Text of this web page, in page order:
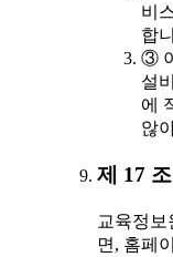
비
합
③
설
에
않
제 17
교육정
면, 홈페